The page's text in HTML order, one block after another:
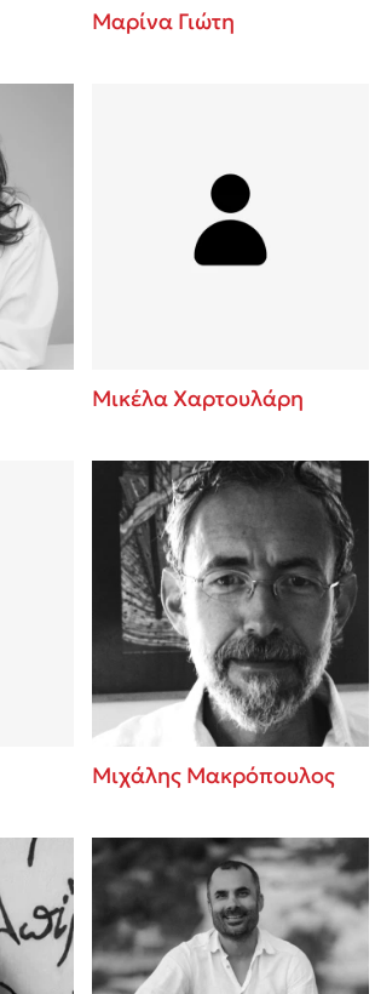
Μαρίνα Γιώτη
Μικέλα Χαρτουλάρη
Μιχάλης Μακρόπουλος